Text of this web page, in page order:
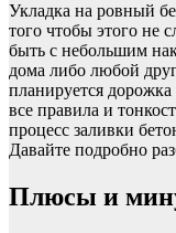
Укладка на ровный
того чтобы этого не
быть с небольшим
дома либо любой
планируется
все правила и
процесс заливки
Давайте подробно
Плюсы и